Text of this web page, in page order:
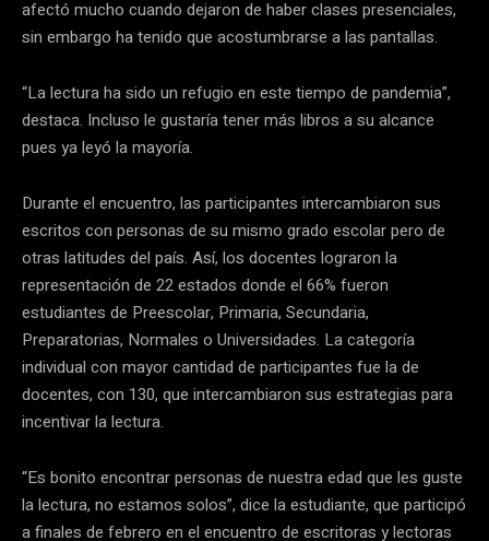
afectó mucho cuando dejaron de haber clases presenciales,
sin embargo ha tenido que acostumbrarse a las pantallas.
“La lectura ha sido un refugio en este tiempo de pandemia”,
destaca. Incluso le gustaría tener más libros a su alcance
pues ya leyó la mayoría.
Durante el encuentro, las participantes intercambiaron sus
escritos con personas de su mismo grado escolar pero de
otras latitudes del país. Así, los docentes lograron la
representación de 22 estados donde el 66% fueron
estudiantes de Preescolar, Primaria, Secundaria,
Preparatorias, Normales o Universidades. La categoría
individual con mayor cantidad de participantes fue la de
docentes, con 130, que intercambiaron sus estrategias para
incentivar la lectura.
“Es bonito encontrar personas de nuestra edad que les guste
la lectura, no estamos solos”, dice la estudiante, que participó
a finales de febrero en el encuentro de escritoras y lectoras